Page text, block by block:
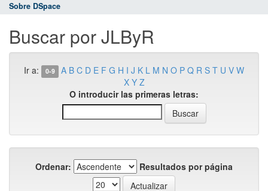
Sobre DSpace
Buscar por JLByR
Ir a: 0-9 A B C D E F G H I J K L M N O P Q R S T U V W
X Y Z
O introducir las primeras letras:
Ordenar: Resultados por página